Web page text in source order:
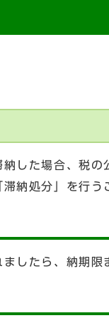
した場合、税の
納処分」を行
したら、納期限